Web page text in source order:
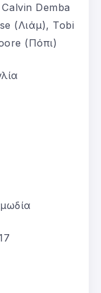
Demba
(Λιάμ), Tobi
(Πόπι)